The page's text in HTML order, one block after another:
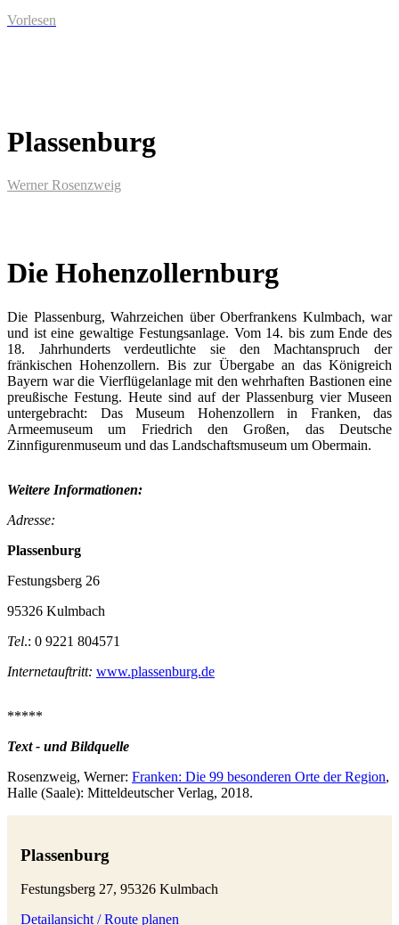
Vorlesen
Plassenburg
Werner Rosenzweig
Die Hohenzollernburg
Die Plassenburg, Wahrzeichen über Oberfrankens Kulmbach, war
und ist eine gewaltige Festungsanlage. Vom 14. bis zum Ende des
18. Jahrhunderts verdeutlichte sie den Machtanspruch der
fränkischen Hohenzollern. Bis zur Übergabe an das Königreich
Bayern war die Vierflügelanlage mit den wehrhaften Bastionen eine
preußische Festung. Heute sind auf der Plassenburg vier Museen
untergebracht: Das Museum Hohenzollern in Franken, das
Armeemuseum um Friedrich den Großen, das Deutsche
Zinnfigurenmuseum und das Landschaftsmuseum um Obermain.
Weitere Informationen:
Adresse:
Plassenburg
Festungsberg 26
95326 Kulmbach
Tel.: 0 9221 804571
Internetauftritt: www.plassenburg.de
*****
Text - und Bildquelle
Rosenzweig, Werner: Franken: Die 99 besonderen Orte der Region,
Halle (Saale): Mitteldeutscher Verlag, 2018.
Plassenburg
Festungsberg 27, 95326 Kulmbach
Detailansicht / Route planen